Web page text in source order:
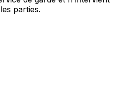
parties.